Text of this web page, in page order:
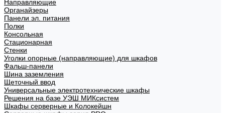
Направляющие
Органайзеры
Панели эл. питания
Полки
Консольная
Стационарная
Стенки
Уголки опорные (направляющие) для шкафов
Фальш-панели
Шина заземления
Щеточный ввод
Универсальные электротехнические шкафы
Решения на базе УЭШ МИКсистем
Шкафы серверные и Колокейшн